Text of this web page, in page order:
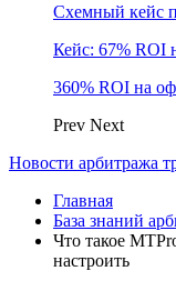
Схемный кейс
Кейс: 67% ROI
360% ROI на
Prev Next
Новости арбитража
Главная
База знаний
Что такое
настроить